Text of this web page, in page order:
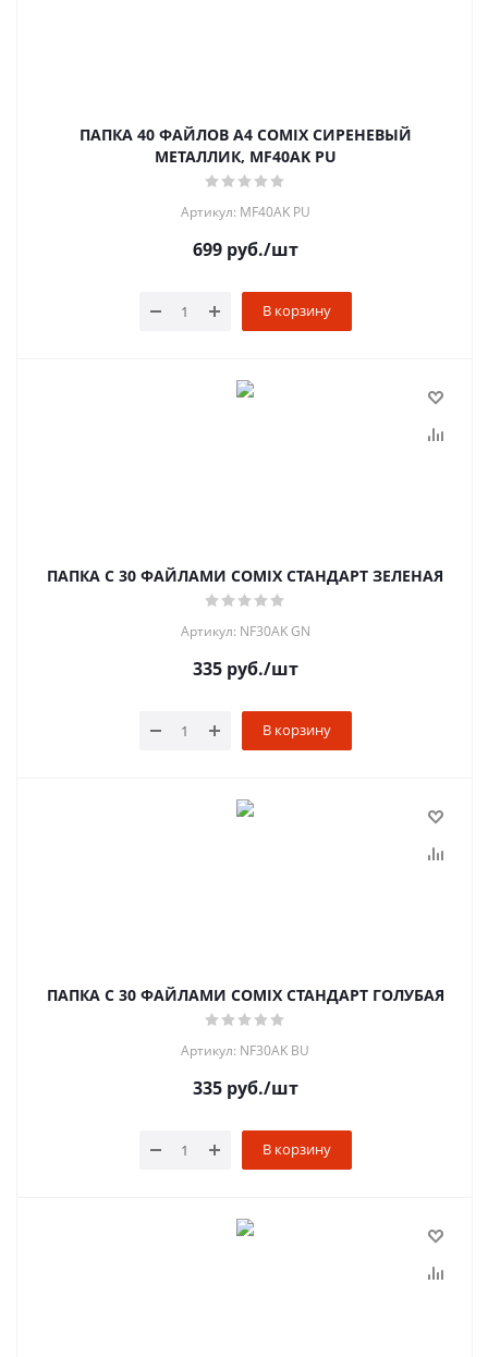
ПАПКА 40 ФАЙЛОВ А4 COMIX СИРЕНЕВЫЙ
МЕТАЛЛИК, MF40AK PU
Артикул: MF40AK PU
699руб./шт
В корзину
ПАПКА С 30 ФАЙЛАМИ COMIX СТАНДАРТ ЗЕЛЕНАЯ
Артикул: NF30AK GN
335руб./шт
В корзину
ПАПКА С 30 ФАЙЛАМИ COMIX СТАНДАРТ ГОЛУБАЯ
Артикул: NF30AK BU
335руб./шт
В корзину